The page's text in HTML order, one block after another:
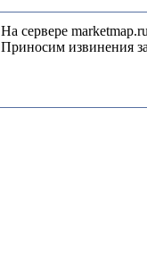
На сервере
Приносим извинения